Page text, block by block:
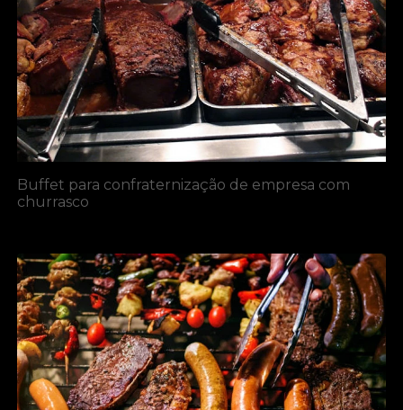
Buffet para confraternização de empresa com
churrasco